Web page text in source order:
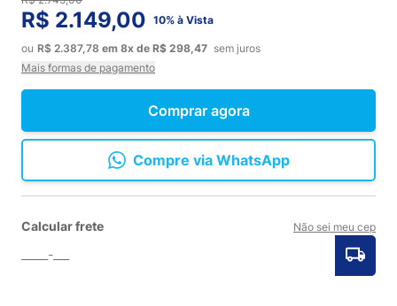
Comprar agora
R$ 2.149,00 10% à Vista
ou R$ 2.387,78 em 8x de R$ 298,47 sem juros
Mais formas de pagamento
Compre via WhatsApp
Calcular frete Não sei meu cep